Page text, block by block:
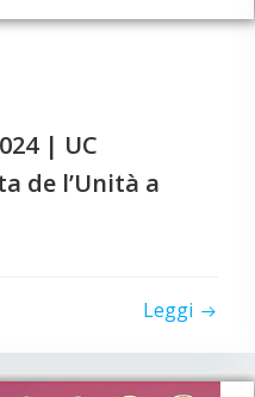
| UC
de l’Unità a
Leggi